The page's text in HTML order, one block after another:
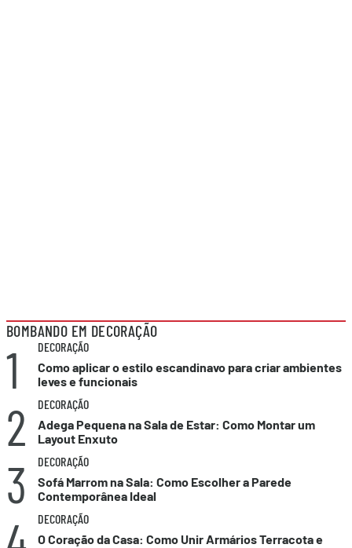
BOMBANDO EM DECORAÇÃO
1
DECORAÇÃO
Como aplicar o estilo escandinavo para criar ambientes
leves e funcionais
2
DECORAÇÃO
Adega Pequena na Sala de Estar: Como Montar um
Layout Enxuto
3
DECORAÇÃO
Sofá Marrom na Sala: Como Escolher a Parede
Contemporânea Ideal
DECORAÇÃO
O Coração da Casa: Como Unir Armários Terracota e